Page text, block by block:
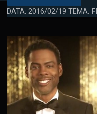
DATA: 2016/02/19 TEMA: